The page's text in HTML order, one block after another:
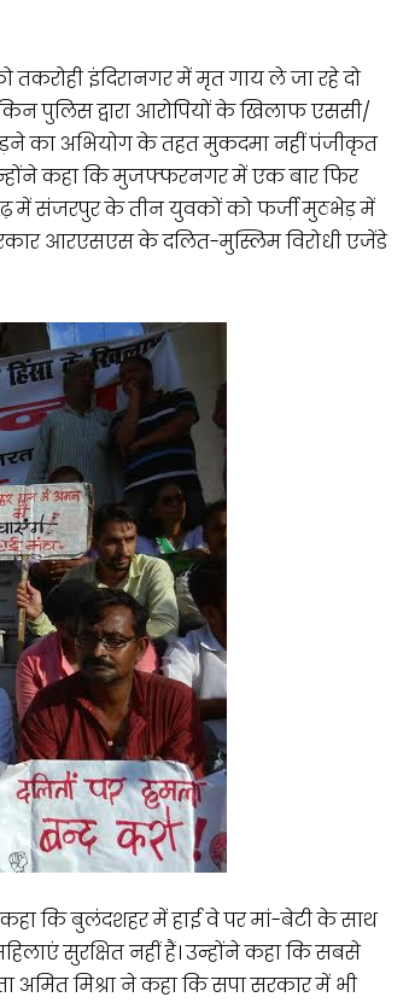
इंदिरानगर में मृत गाय ले जा रहे दो
पुलिस द्वारा आरोपियों के खिलाफ एससी/
का अभियोग के तहत मुकदमा नहीं पंजीकृत
कहा कि मुजफ्फरनगर में एक बार फिर
में संजरपुर के तीन युवकों को फर्जी मुठभेड़ में
आरएसएस के दलित-मुस्लिम विरोधी एजेंडे
कि बुलंदशहर में हाई वे पर मां-बेटी के साथ
सुरक्षित नहीं हैं। उन्होंने कहा कि सबसे
अमित मिश्रा ने कहा कि सपा सरकार में भी